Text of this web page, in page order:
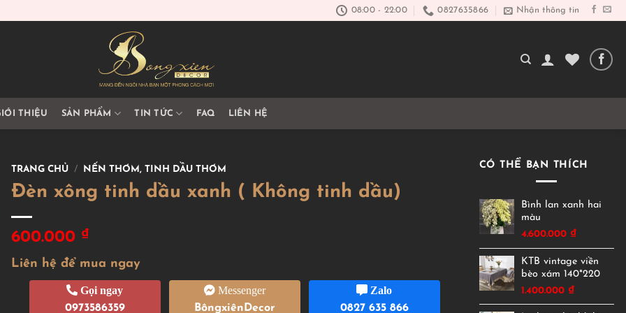
08:00 - 22:00 0827635866 Nhận thông tin
THIỆU SẢN PHẨM TIN TỨC FAQ LIÊN HỆ
TRANG CHỦ / NẾN THƠM, TINH DẦU THƠM
Đèn xông tinh dầu xanh ( Không tinh dầu)
600.000 ₫
Liên hệ để mua ngay
Gọi ngay
0973586359
Messenger
BôngxiênDecor
Zalo
0827 635 866
CÓ THỂ BẠN THÍCH
Bình lan xanh hai
màu
4.600.000 ₫
KTB vintage viền
bèo xám 140*220
1.400.000 ₫